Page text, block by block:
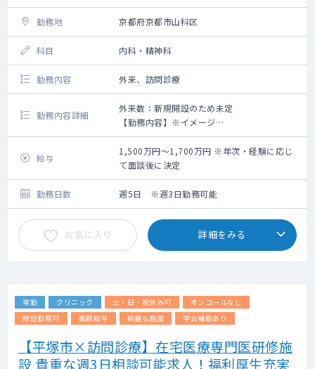
の方針に従って予約の受け方等柔軟に対応い
ただけます。
※外来の患者数としては月に5～10名ほどと
少数です。
勤務地 京都府京都市山科区
科目 内科・精神科
勤務内容 外来、訪問診療
勤務内容詳細
外来数：新規開設のため未定
【勤務内容】※イメージ
午前：9:00～12:00 外来
午後：13:00～18:00 外来もしくは訪問診療
※外来、訪問診療のコマについては応相談で
す。
各曜日の内訳についてはご希望を踏まえて
調整となります。
【外来について】
初診、再診で枠は分けてはいませんが先生方
の方針に従って予約の受け方等柔軟に対応い
【訪問診療】
施設メインでの訪問診療となります。
体制です。
給与
1,500万円～1,700万円 ※年次・経験に応じ
て面談後に決定
勤務日数 週5日 ※週3日勤務可能
お気に入り 詳細をみる
常勤 クリニック 土・日・祝休み可
オンコールなし
時短勤務可
高額給与 綺麗な施設 学会補助あり
【平塚市×訪問診療】在宅医療専門医研修施
設 貴重な週3日相談可能求人！福利厚生充実